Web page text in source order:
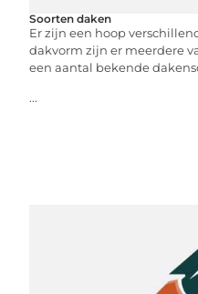
Soorten daken
Er zijn een hoop
dakvorm zijn er meerdere
een aantal bekende
...